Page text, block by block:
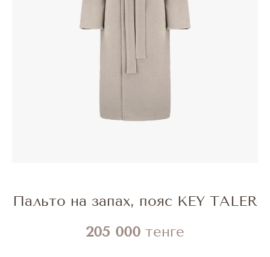
Пальто на запах, пояс KEY TALER
205 000 тенге